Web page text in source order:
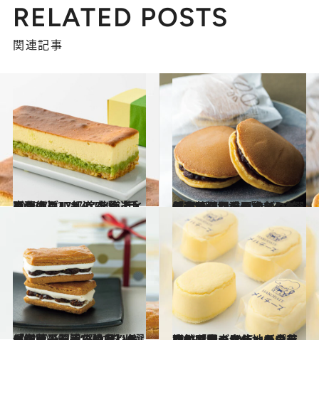
RELATED POSTS
関連記事
2025.7.12
【画像】47都道府県「手みやげグルメ」“北海道・東北の旨いもの”を総まとめ
贈りもの 2024.12.10
保存版【間違いのない「和菓子」手みやげ】5選《売り切れ必至のどら焼、とらやの限定ミニ羊羹…》贈りもの賢者の御用達は？
グルメ
2024.12.6
保存版【間違いのない「洋菓子」手みやげ】6選《知る人ぞ知る絶品レーズンサンド、“溺れる”ほどジューシーなレモンケーキ…》
グルメ 2025.3.6
函館「金森赤レンガ倉庫」で見つけた地元の有機カボチャを使ったプリンや限定デザインの羊羹など心躍る10点
グルメ